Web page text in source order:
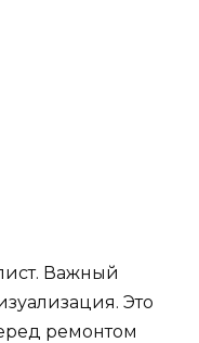
Важный
Это
ремонтом